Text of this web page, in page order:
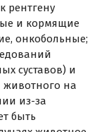
рентгену
и кормящие
онкобольные;
суставов) и
на
из-за
быть